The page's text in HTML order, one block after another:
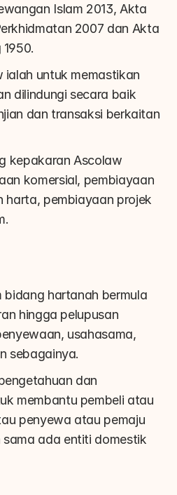
Islam 2013, Akta
2007 dan Akta
ialah untuk memastikan
dilindungi secara baik
dan transaksi berkaitan
kepakaran Ascolaw
komersial, pembiayaan
harta, pembiayaan projek
bidang hartanah bermula
hingga pelupusan
usahasama,
sebagainya.
dan
membantu pembeli atau
penyewa atau pemaju
ada entiti domestik